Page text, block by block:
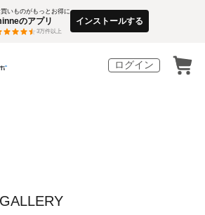
買いものがもっとお得に
のアプリ
3万件以上
インストールする
ログイン